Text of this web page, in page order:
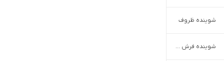
شوینده ظروف
شوینده فرش و مبل